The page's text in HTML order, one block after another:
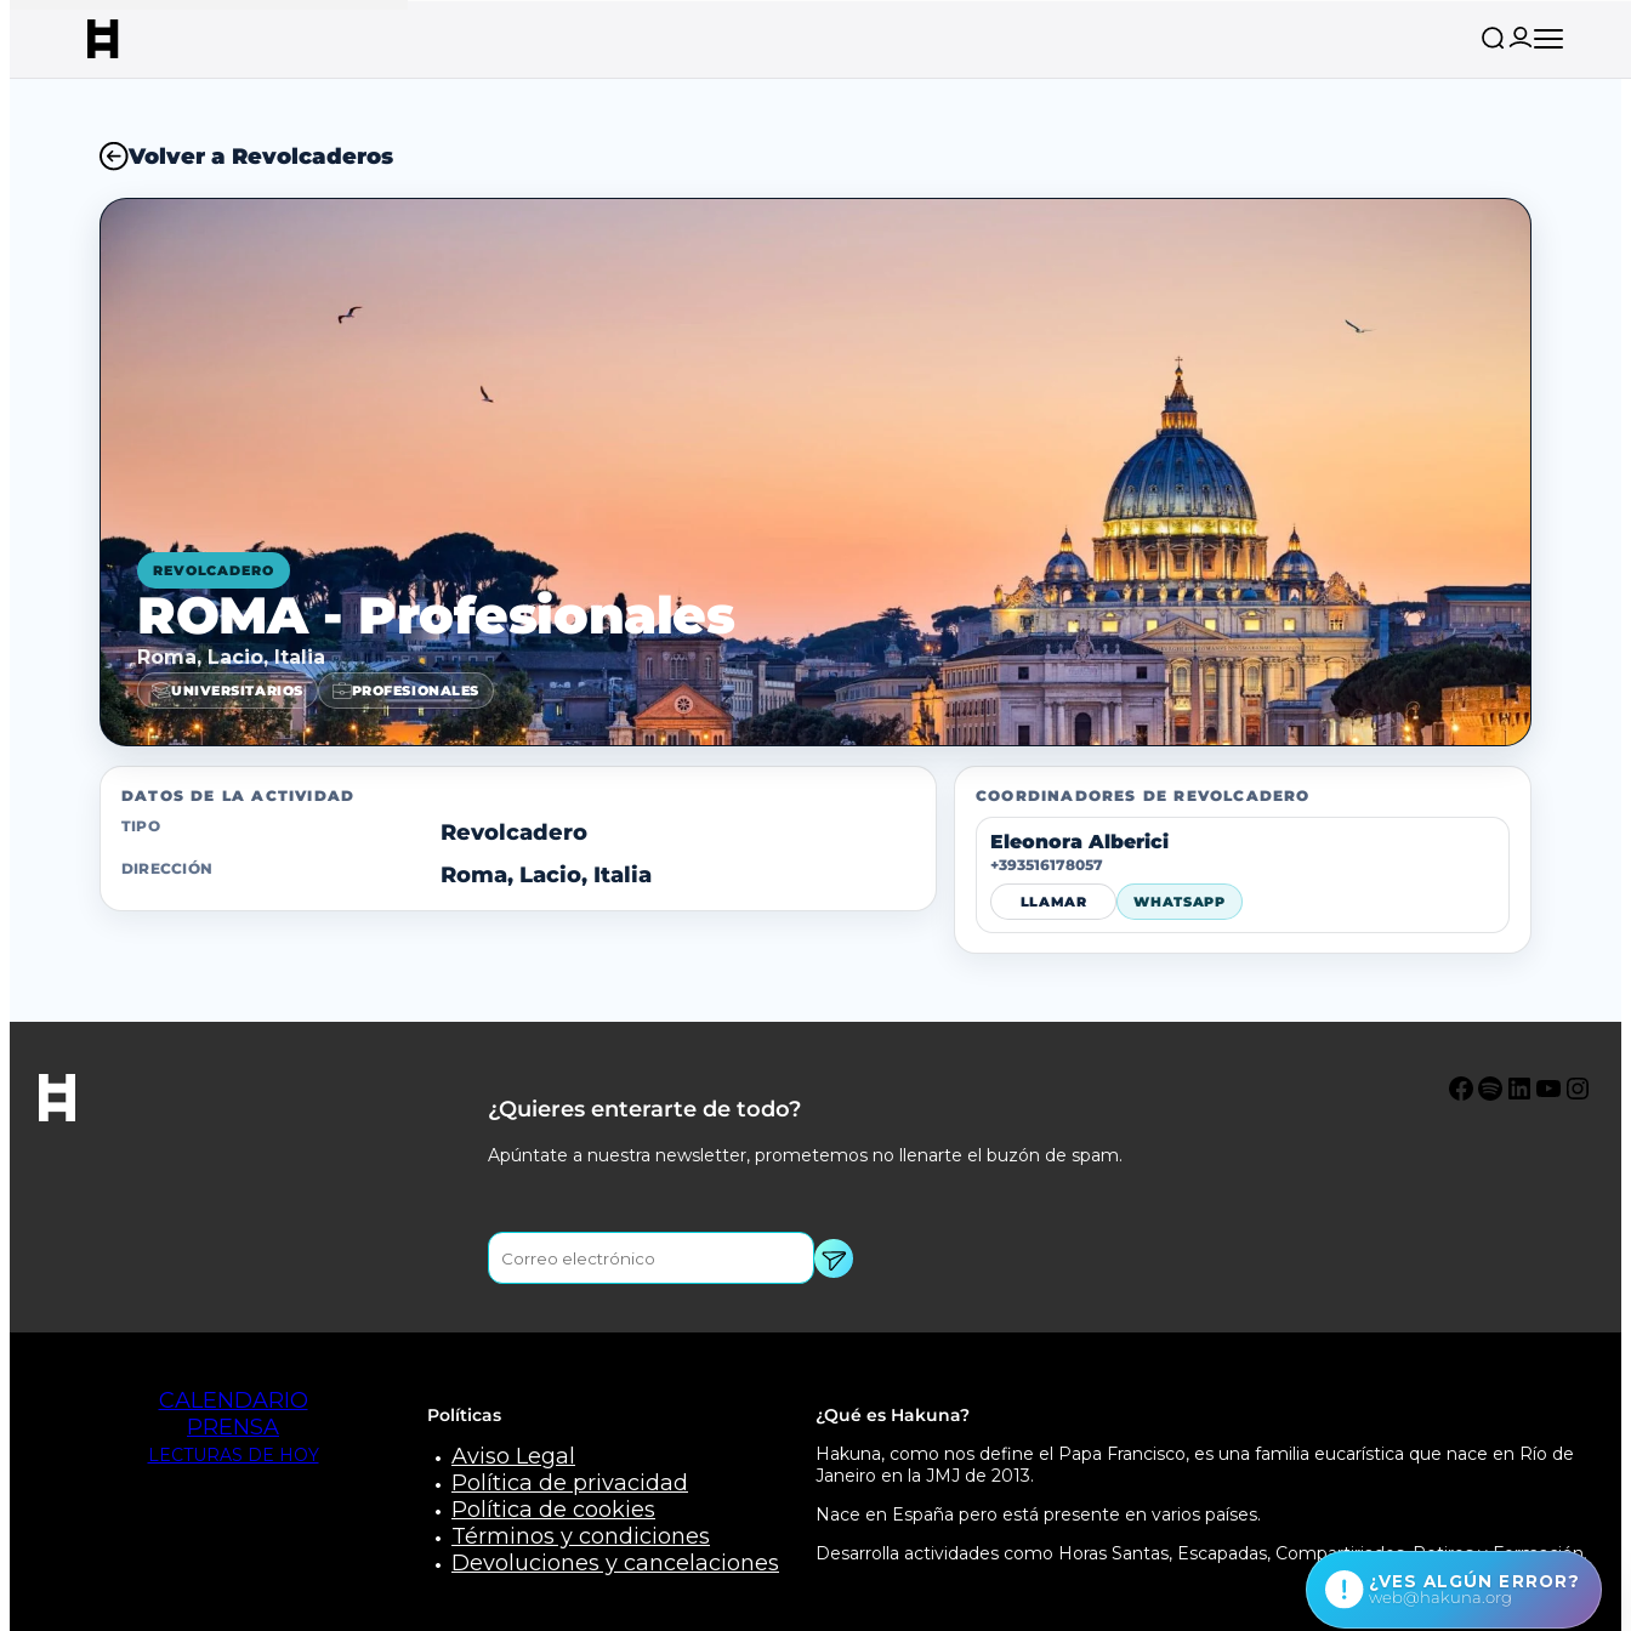
Volver a Revolcaderos
REVOLCADERO
ROMA - Profesionales
Roma, Lacio, Italia
UNIVERSITARIOS PROFESIONALES
DATOS DE LA ACTIVIDAD
TIPO
Revolcadero
DIRECCIÓN Roma, Lacio, Italia
COORDINADORES DE REVOLCADERO
Eleonora Alberici
+393516178057
LLAMAR WHATSAPP
¿Quieres enterarte de todo?
Apúntate a nuestra newsletter, prometemos no llenarte el buzón de spam.
Facebook Spotify LinkedIn YouTube Instagram
CALENDARIO
PRENSA
LECTURAS DE HOY
Políticas
Aviso Legal
Política de privacidad
Política de cookies
Términos y condiciones
Devoluciones y cancelaciones
¿Qué es Hakuna?
Hakuna, como nos define el Papa Francisco, es una familia eucarística que nace en Río de
Janeiro en la JMJ de 2013.
Nace en España pero está presente en varios países.
Desarrolla actividades como Horas Santas, Escapadas, Compartiriados, Retiros y Formación.
¿VES ALGÚN ERROR?
web@hakuna.org